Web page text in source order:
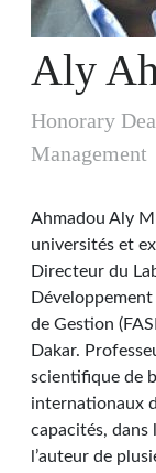
Aly
Honorary
Management
Ahmadou Aly
universités et
Directeur du
de Gestion
Dakar.
scientifique de
internationaux
capacités, dans
l’auteur de